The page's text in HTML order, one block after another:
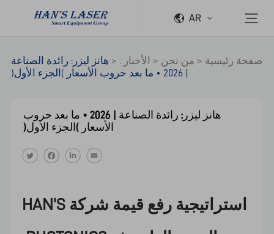
AR
صفحة رئيسية > من نحن > الأخبار . > هانز ليزر: رائدة الصناعة
| 2026 • ما بعد حروب الأسعار (الجزء الأول)
هانز ليزر: رائدة الصناعة | 2026 • ما بعد حروب
الأسعار (الجزء الأول)
استراتيجية رفع قيمة شركة HAN'S